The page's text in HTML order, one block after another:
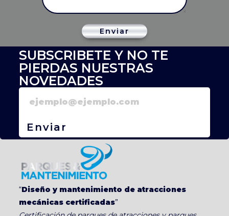
Enviar
SUBSCRIBETE Y NO TE
PIERDAS NUESTRAS
NOVEDADES
Enviar
“Diseño y mantenimiento de atracciones
mecánicas certificadas”